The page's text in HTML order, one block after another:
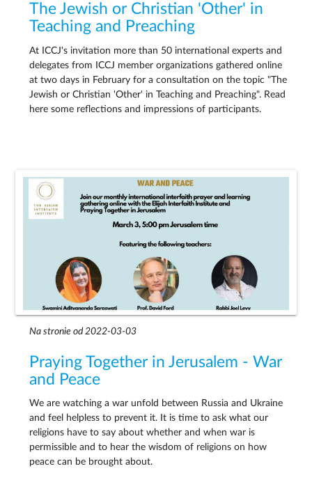
The Jewish or Christian 'Other' in
Teaching and Preaching
At ICCJ's invitation more than 50 international experts and
delegates from ICCJ member organizations gathered online
at two days in February for a consultation on the topic "The
Jewish or Christian 'Other' in Teaching and Preaching". Read
here some reflections and impressions of participants.
Na stronie od 2022-03-03
Praying Together in Jerusalem - War
and Peace
We are watching a war unfold between Russia and Ukraine
and feel helpless to prevent it. It is time to ask what our
religions have to say about whether and when war is
permissible and to hear the wisdom of religions on how
peace can be brought about.